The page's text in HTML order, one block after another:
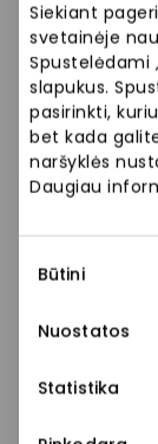
Siekiant
svetainėje
Spustelėdami
slapukus.
pasirinkti,
bet kada
naršyklės
Daugiau
pasirinkimas
Būtini
Nuostatos
Statistika